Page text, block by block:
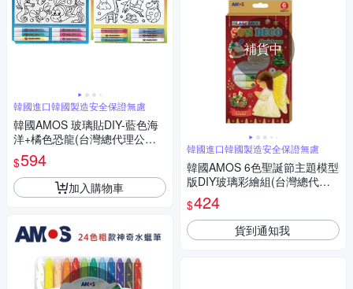
韓國進口韓國製造安全保證無慮
韓國AMOS 玻璃貼DIY-藍色海
洋+橘色恐龍(台灣總代理公司
貨)
$594
加入購物車
補貨中
韓國進口韓國製造安全保證無慮
韓國AMOS 6色聖誕節主題模型
版DIY玻璃彩繪組(台灣總代理
公司貨)
$424
貨到通知我